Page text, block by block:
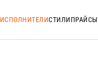
ИСПОЛНИТЕЛИСТИЛИПРАЙСЫ